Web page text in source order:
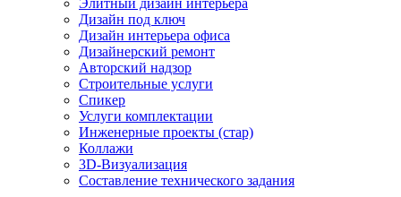
Элитный дизайн интерьера
Дизайн под ключ
Дизайн интерьера офиса
Дизайнерский ремонт
Авторский надзор
Строительные услуги
Спикер
Услуги комплектации
Инженерные проекты (стар)
Коллажи
3D-Визуализация
Составление технического задания